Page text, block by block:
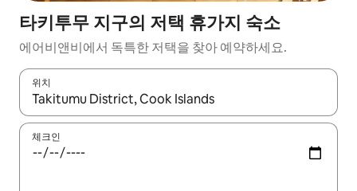
타키투무 지구의 저택 휴가지 숙소
에어비앤비에서 독특한 저택을 찾아 예약하세요.
위치
결과가 나오면 위·아래 화살표 키를 사용하거나 터치 또는 스와이
체크인